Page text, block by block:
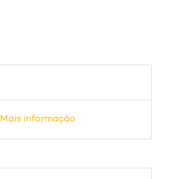
Mais informação